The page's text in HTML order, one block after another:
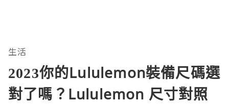
生活
2023你的Lululemon裝備尺碼選
對了嗎？Lululemon 尺寸對照